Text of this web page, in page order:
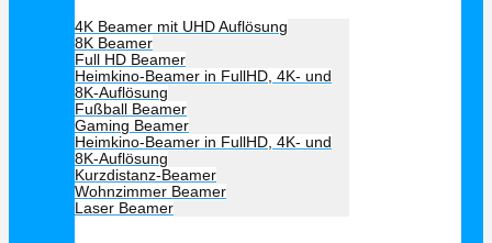
4K Beamer mit UHD Auflösung
8K Beamer
Full HD Beamer
Heimkino-Beamer in FullHD, 4K- und
8K-Auflösung
Fußball Beamer
Gaming Beamer
Heimkino-Beamer in FullHD, 4K- und
8K-Auflösung
Kurzdistanz-Beamer
Wohnzimmer Beamer
Laser Beamer